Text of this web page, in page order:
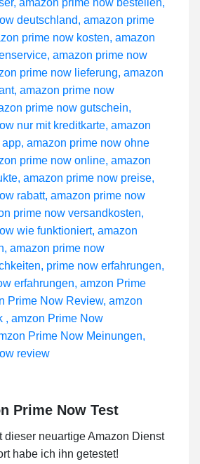
Prime Now Test
dieser neuartige Amazon Dienst
habe ich ihn getestet!